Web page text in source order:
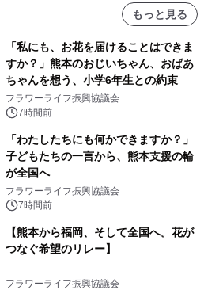
もっと見る
「私にも、お花を届けることはできま
すか？」熊本のおじいちゃん、おばあ
ちゃんを想う、小学6年生との約束
フラワーライフ振興協議会
7時間前
「わたしたちにも何かできますか？」
子どもたちの一言から、熊本支援の輪
が全国へ
フラワーライフ振興協議会
7時間前
【熊本から福岡、そして全国へ。花が
つなぐ希望のリレー】
フラワーライフ振興協議会